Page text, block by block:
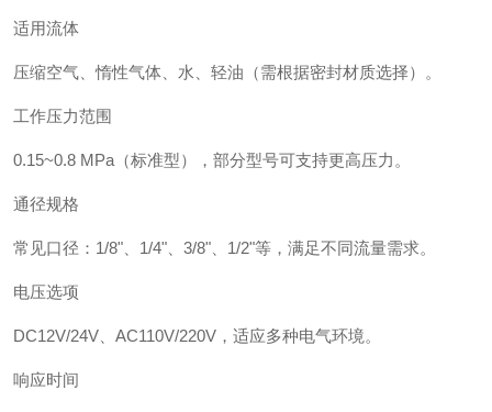
适用流体
压缩空气、惰性气体、水、轻油（需根据密封材质选择）。
工作压力范围
0.15~0.8 MPa（标准型），部分型号可支持更高压力。
通径规格
常见口径：1/8"、1/4"、3/8"、1/2"等，满足不同流量需求。
电压选项
DC12V/24V、AC110V/220V，适应多种电气环境。
响应时间